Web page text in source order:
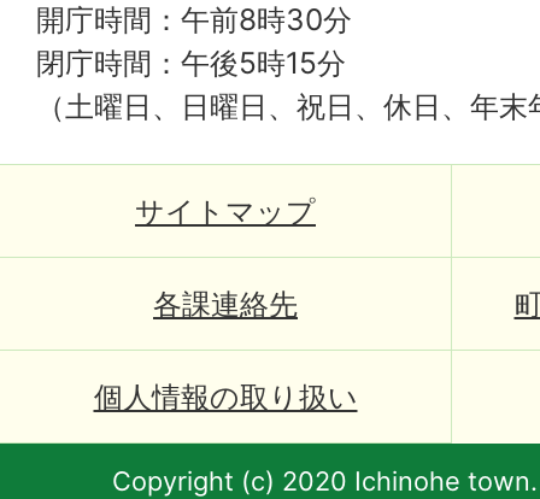
開庁時間：午前8時30分
閉庁時間：午後5時15分
（土曜日、日曜日、祝日、休日、年
サイトマップ
各課連絡先
個人情報の取り扱い
Copyright (c) 2020 Ichinohe